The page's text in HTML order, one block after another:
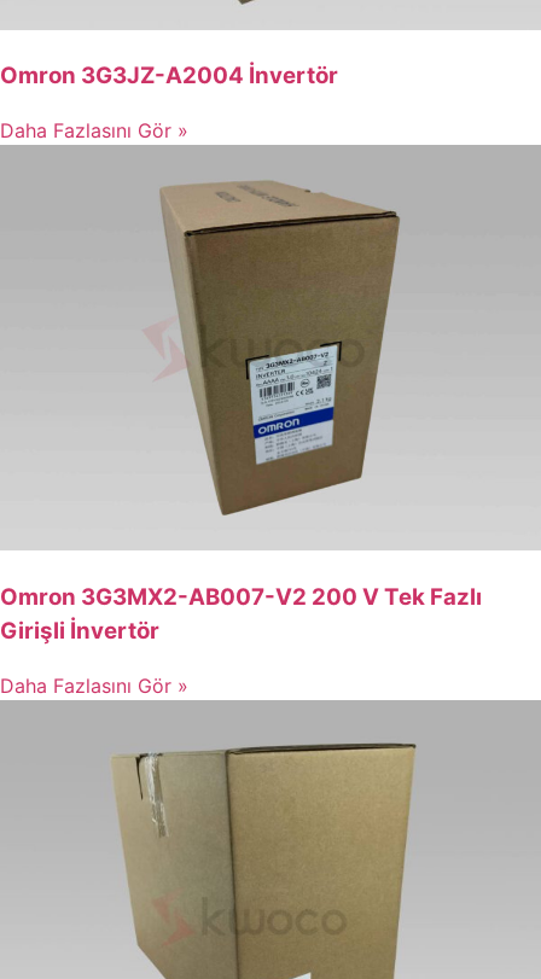
Omron 3G3JZ-A2004 İnvertör
Daha Fazlasını Gör »
Omron 3G3MX2-AB007-V2 200 V Tek Fazlı
Girişli İnvertör
Daha Fazlasını Gör »